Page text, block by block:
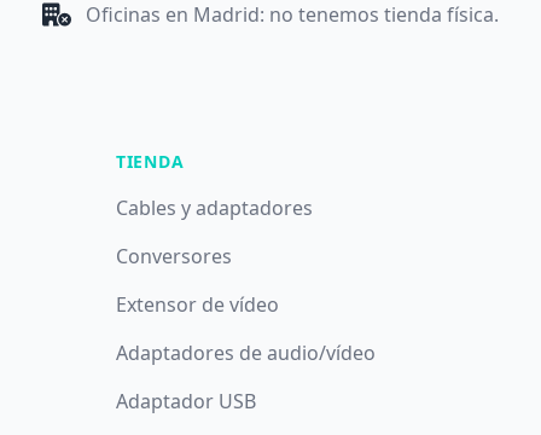
Oficinas en Madrid: no tenemos tienda física.
TIENDA
Cables y adaptadores
Conversores
Extensor de vídeo
Adaptadores de audio/vídeo
Adaptador USB